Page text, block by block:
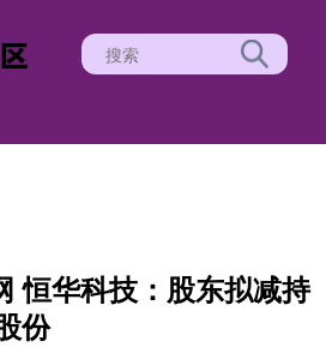
恒华科技：股东拟减持
份